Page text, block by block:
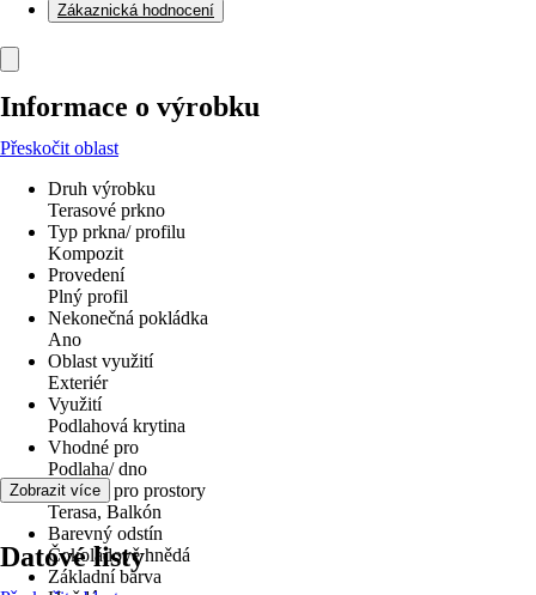
Zákaznická hodnocení
Informace o výrobku
Přeskočit oblast
Druh výrobku
Terasové prkno
Typ prkna/ profilu
Kompozit
Provedení
Plný profil
Nekonečná pokládka
Ano
Oblast využití
Exteriér
Využití
Podlahová krytina
Vhodné pro
Podlaha/ dno
Vhodné pro prostory
Terasa, Balkón
Barevný odstín
Čokoládově hnědá
Základní barva
Zobrazit více
Datové listy